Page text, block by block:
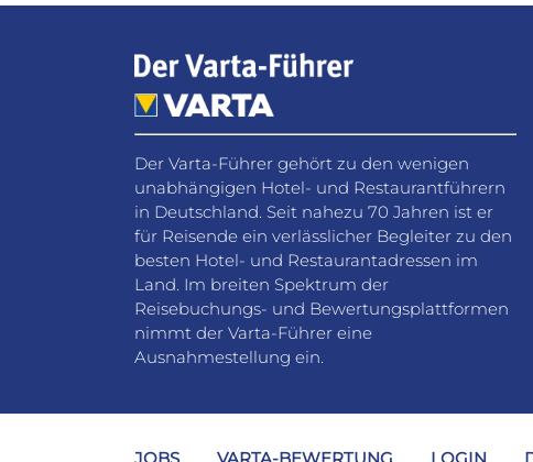
Der Varta-Führer gehört zu den wenigen
unabhängigen Hotel- und Restaurantführern
in Deutschland. Seit nahezu 70 Jahren ist er
für Reisende ein verlässlicher Begleiter zu den
besten Hotel- und Restaurantadressen im
Land. Im breiten Spektrum der
Reisebuchungs- und Bewertungsplattformen
nimmt der Varta-Führer eine
Ausnahmestellung ein.